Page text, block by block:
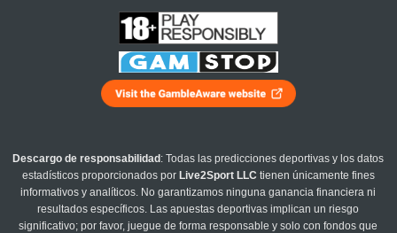
Descargo de responsabilidad : Todas las predicciones deportivas y los datos
estadísticos proporcionados por Live2Sport LLC tienen únicamente fines
informativos y analíticos. No garantizamos ninguna ganancia financiera ni
resultados específicos. Las apuestas deportivas implican un riesgo
significativo; por favor, juegue de forma responsable y solo con fondos que